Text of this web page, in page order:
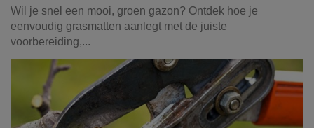
Wil je snel een mooi, groen gazon? Ontdek hoe je
eenvoudig grasmatten aanlegt met de juiste
voorbereiding,...